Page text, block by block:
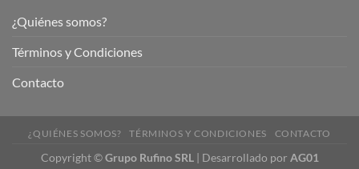
¿Quiénes somos?
Términos y Condiciones
Contacto
¿QUIÉNES SOMOS? TÉRMINOS Y CONDICIONES CONTACTO
Copyright©Grupo Rufino SRL| Desarrollado por AG01